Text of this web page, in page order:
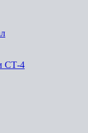
СТ-4